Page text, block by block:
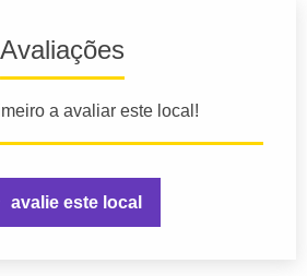
Avaliações
a avaliar este local!
avalie este local